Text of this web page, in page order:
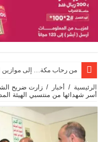
من رحاب مكة… إلى موازين
الرئيسية / أخبار / زارت ضريح
أسر شهدائها من منتسبي الهيئة